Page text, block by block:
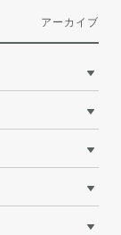
アーカイブ